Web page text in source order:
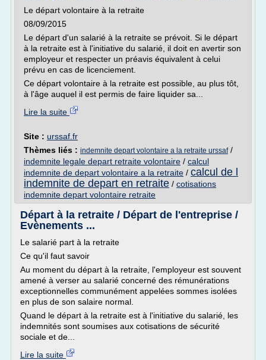
Le départ volontaire à la retraite
08/09/2015
Le départ d'un salarié à la retraite se prévoit. Si le départ
à la retraite est à l'initiative du salarié, il doit en avertir son
employeur et respecter un préavis équivalent à celui
prévu en cas de licenciement.
Ce départ volontaire à la retraite est possible, au plus tôt,
à l'âge auquel il est permis de faire liquider sa...
Lire la suite
Site : urssaf.fr
Thèmes liés : indemnite depart volontaire a la retraite urssaf/
indemnite legale depart retraite volontaire / calcul
indemnite de depart volontaire a la retraite / calcul de l
indemnite de depart en retraite / cotisations
indemnite depart volontaire retraite
Départ à la retraite / Départ de l'entreprise /
Evènements ...
Le salarié part à la retraite
Ce qu'il faut savoir
Au moment du départ à la retraite, l'employeur est souvent
amené à verser au salarié concerné des rémunérations
exceptionnelles communément appelées sommes isolées
en plus de son salaire normal.
Quand le départ à la retraite est à l'initiative du salarié, les
indemnités sont soumises aux cotisations de sécurité
sociale et de...
Lire la suite